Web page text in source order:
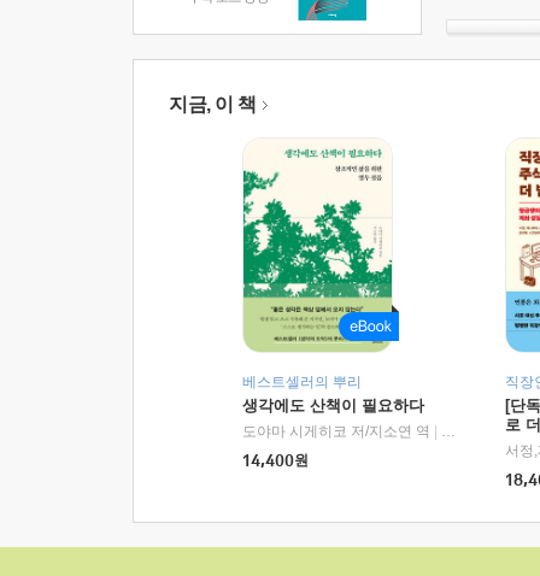
지금, 이 책
베스트셀러의 뿌리
생각에도 산책이 필요하다
도야마 시게히코 저/지소연 역
알에이치코리
14,400원
직장
[단
로